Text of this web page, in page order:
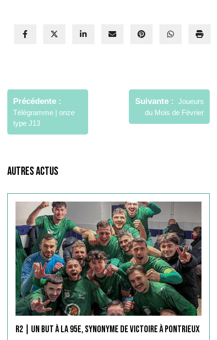
de
l’article
Précédente
Télégramme | onze
type J13
Suivante
Joueurs
du Mois de Février
Autres Actus
R2 | un but à la 95e, synonyme de victoire à Pontrieux